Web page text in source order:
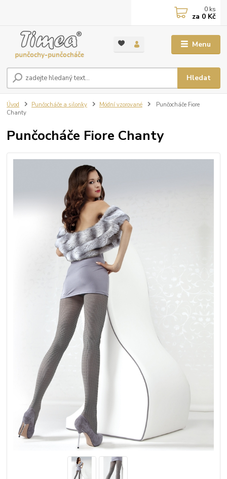
Menu
Hledat
0 ks
za 0 Kč
Úvod Punčocháče a silonky Módní vzorované
Punčocháče Fiore
Chanty
Punčocháče Fiore Chanty